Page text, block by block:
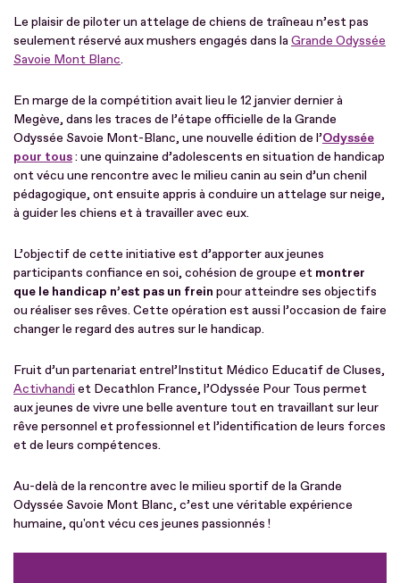
Le plaisir de piloter un attelage de chiens de traîneau n’est pas
seulement réservé aux mushers engagés dans laGrande Odyssée
Savoie Mont Blanc.
En marge de la compétition avait lieu le 12 janvier dernier à
Megève, dans les traces de l’étape officielle de la Grande
Odyssée Savoie Mont-Blanc, une nouvelle édition de l’Odyssée
pour tous: une quinzaine d’adolescents en situation de handicap
ont vécu une rencontre avec le milieu canin au sein d’un chenil
pédagogique, ont ensuite appris à conduire un attelage sur neige,
à guider les chiens et à travailler avec eux.
L’objectif de cette initiative est d’apporter aux jeunes
participants confiance en soi, cohésion de groupe et montrer
que le handicap n’est pas un frein pour atteindre ses objectifs
ou réaliser ses rêves. Cette opération est aussi l’occasion de faire
changer le regard des autres sur le handicap.
Fruit d’un partenariat entrel’Institut Médico Educatif de Cluses,
Activhandi et Decathlon France, l’Odyssée Pour Tous permet
aux jeunes de vivre une belle aventure tout en travaillant sur leur
rêve personnel et professionnel et l’identification de leurs forces
et de leurs compétences.
Au-delà de la rencontre avec le milieu sportif de la Grande
Odyssée Savoie Mont Blanc, c’est une véritable expérience
humaine, qu'ont vécu ces jeunes passionnés !